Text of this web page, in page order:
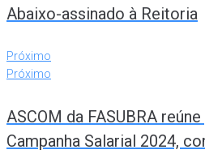
Abaixo-assinado à Reitoria
Próximo
Próximo
ASCOM da FASUBRA
Campanha Salarial 2024,